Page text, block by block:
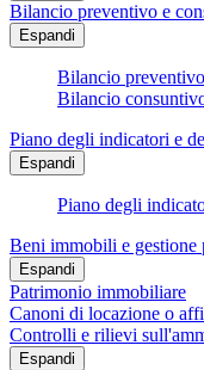
Bilancio preventivo e
Espandi
Bilancio preventivo
Bilancio
Piano degli indicatori e
Espandi
Piano degli
Beni immobili e gestione
Espandi
Patrimonio immobiliare
Canoni di locazione o
Controlli e rilievi
Espandi